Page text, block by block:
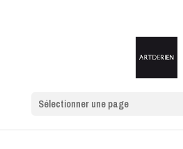
Sélectionner une page